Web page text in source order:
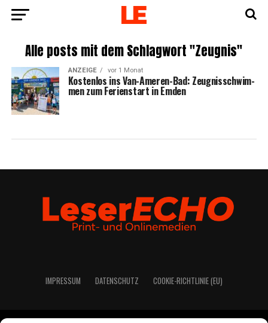
Alle posts mit dem Schlagwort "Zeugnis"
ANZEIGE vor 1 Monat
Kos­ten­los ins Van-Ame­ren-Bad: Zeug­nis­schwim­
men zum Feri­en­start in Emden
IMPRES­SUM DATEN­SCHUTZ COO­KIE-RICH­T­­LI­­NIE (EU)